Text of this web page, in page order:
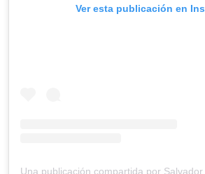
Ver esta publicación en